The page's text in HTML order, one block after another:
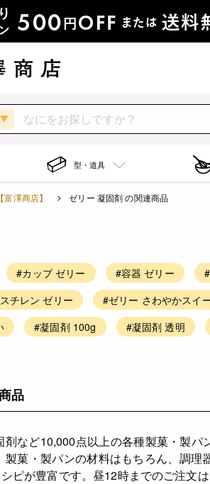
型・道具
澤商店】 ゼリー 凝固剤 の関連商品
#カップ ゼリー #容器 ゼリー
チレン ゼリー #ゼリー さわやかスイ
#凝固剤 100g #凝固剤 透明
品
など10,000点以上の各種製菓・製
製菓・製パンの材料はもちろん、調
ピが豊富です。昼12時までのご注文は